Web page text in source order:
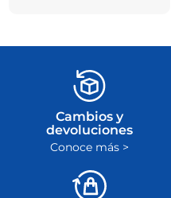
Cambios y
devoluciones
Conoce más >